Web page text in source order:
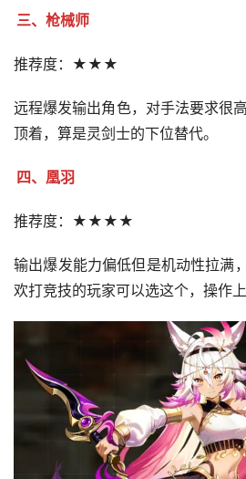
三、枪械师
推荐度：★★★
远程爆发输出角色，对手法要求很
顶着，算是灵剑士的下位替代。
四、凰羽
推荐度：★★★★
输出爆发能力偏低但是机动性拉满
欢打竞技的玩家可以选这个，操作